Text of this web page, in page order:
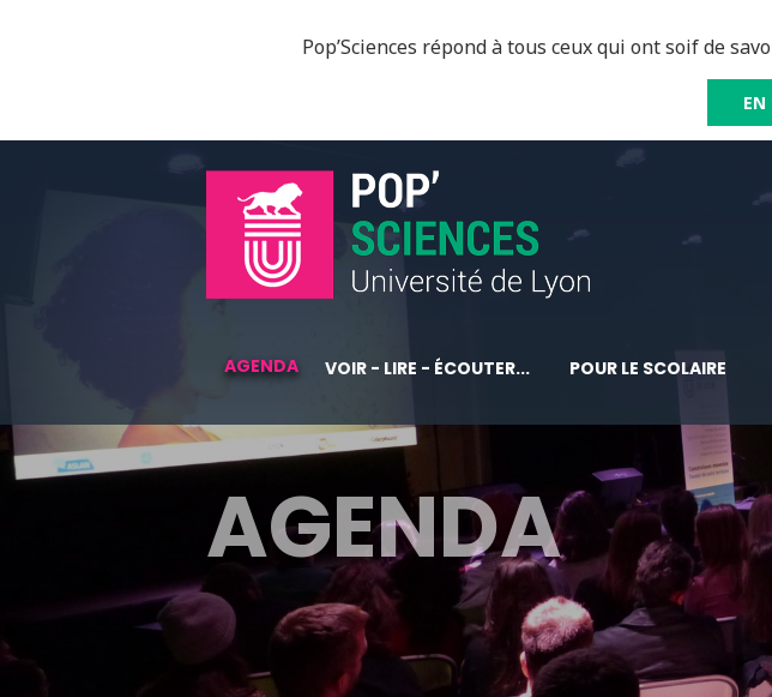
Pop’Sciences répond à tous ceux qui ont soif de
EN
AGENDA VOIR - LIRE - ÉCOUTER... POUR LE SCOLAIRE
AGENDA